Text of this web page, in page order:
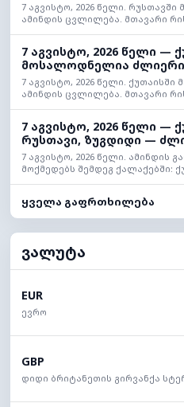
7 აგვისტო, 2026 წელი.
ამინდის ცვლილება. მთავარი
7 აგვისტო, 2026 წელი —
მოსალოდნელია ძლიერი
7 აგვისტო, 2026 წელი.
ამინდის ცვლილება. მთავარი
7 აგვისტო, 2026 წელი —
რუსთავი, ზუგდიდი —
7 აგვისტო, 2026 წელი. ამინდის
მოქმედებს შემდეგ ქალაქებში:
ყველა გაფრთხილება
ვალუტა
EUR
ევრო
GBP
დიდი ბრიტანეთის გირვანქა